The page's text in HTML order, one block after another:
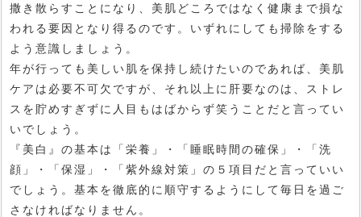
撒き散らすことになり、美肌どころではなく健康まで損な
われる要因となり得るのです。いずれにしても掃除をする
よう意識しましょう。
年が行っても美しい肌を保持し続けたいのであれば、美肌
ケアは必要不可欠ですが、それ以上に肝要なのは、ストレ
スを貯めすぎずに人目もはばからず笑うことだと言ってい
いでしょう。
『美白』の基本は「栄養」・「睡眠時間の確保」・「洗
顔」・「保湿」・「紫外線対策」の５項目だと言っていい
でしょう。基本を徹底的に順守するようにして毎日を過ご
さなければなりません。